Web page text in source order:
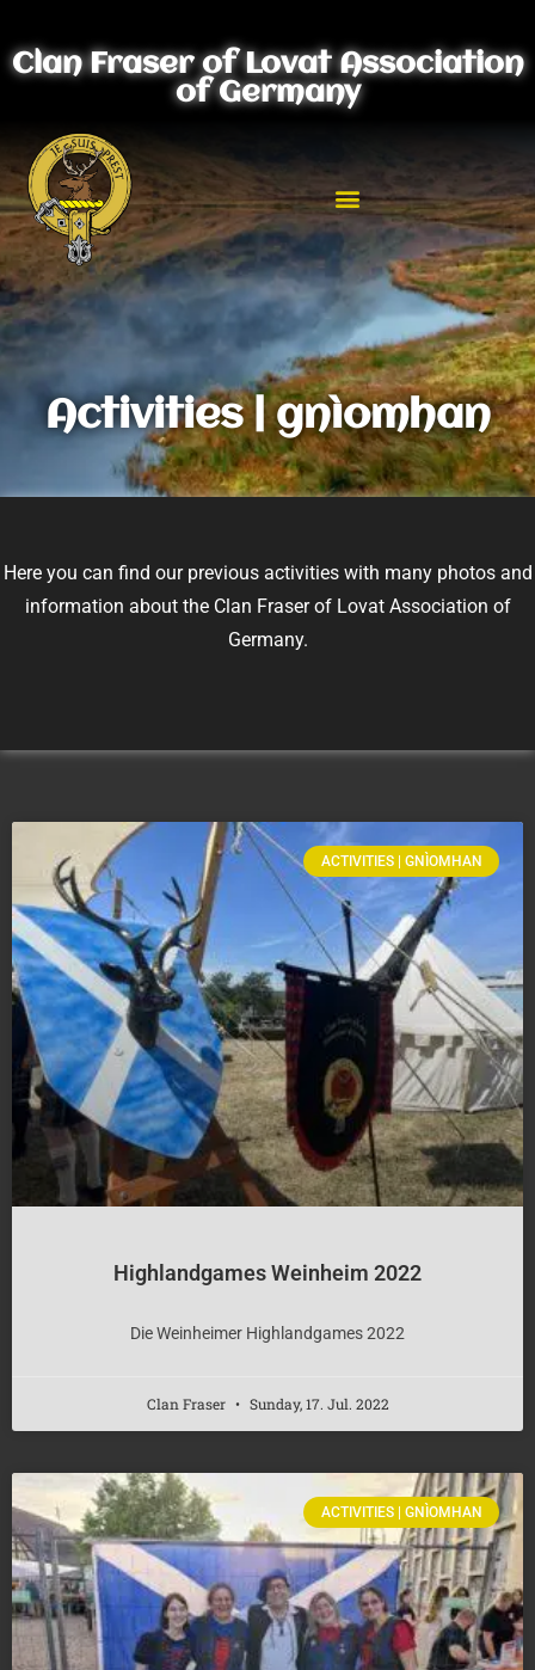
Clan Fraser of Lovat Association
of Germany
Activities | gnìomhan
Here you can find our previous activities with many photos and
information about the Clan Fraser of Lovat Association of
Germany.
ACTIVITIES | GNÌOMHAN
Highlandgames Weinheim 2022
Die Weinheimer Highlandgames 2022
Clan Fraser Sunday, 17. Jul. 2022
ACTIVITIES | GNÌOMHAN